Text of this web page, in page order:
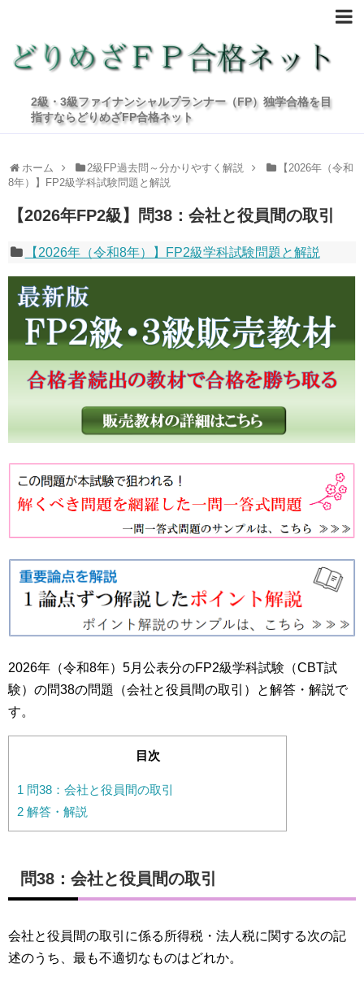
2級・3級ファイナンシャルプランナー（FP）独学合格を目
指すならどりめざFP合格ネット
ホーム 2級FP過去問～分かりやすく解説
【2026年（令和
8年）】FP2級学科試験問題と解説
【2026年FP2級】問38：会社と役員間の取引
【2026年（令和8年）】FP2級学科試験問題と解説
2026年（令和8年）5月公表分のFP2級学科試験（CBT試
験）の問38の問題（会社と役員間の取引）と解答・解説で
す。
目次
1 問38：会社と役員間の取引
2 解答・解説
問38：会社と役員間の取引
会社と役員間の取引に係る所得税・法人税に関する次の記
述のうち、最も不適切なものはどれか。